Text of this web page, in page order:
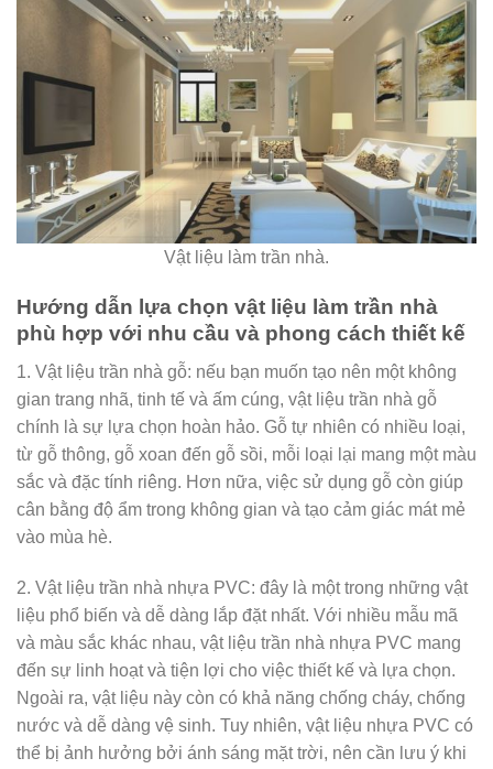
Vật liệu làm trần nhà.
Hướng dẫn lựa chọn vật liệu làm trần nhà
phù hợp với nhu cầu và phong cách thiết kế
1. Vật liệu trần nhà gỗ: nếu bạn muốn tạo nên một không
gian trang nhã, tinh tế và ấm cúng, vật liệu trần nhà gỗ
chính là sự lựa chọn hoàn hảo. Gỗ tự nhiên có nhiều loại,
từ gỗ thông, gỗ xoan đến gỗ sồi, mỗi loại lại mang một màu
sắc và đặc tính riêng. Hơn nữa, việc sử dụng gỗ còn giúp
cân bằng độ ẩm trong không gian và tạo cảm giác mát mẻ
vào mùa hè.
2. Vật liệu trần nhà nhựa PVC: đây là một trong những vật
liệu phổ biến và dễ dàng lắp đặt nhất. Với nhiều mẫu mã
và màu sắc khác nhau, vật liệu trần nhà nhựa PVC mang
đến sự linh hoạt và tiện lợi cho việc thiết kế và lựa chọn.
Ngoài ra, vật liệu này còn có khả năng chống cháy, chống
nước và dễ dàng vệ sinh. Tuy nhiên, vật liệu nhựa PVC có
thể bị ảnh hưởng bởi ánh sáng mặt trời, nên cần lưu ý khi